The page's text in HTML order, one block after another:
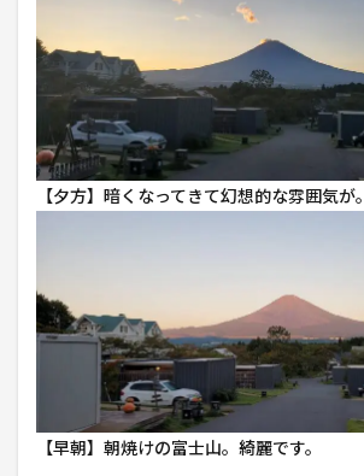
【夕方】暗くなってきて幻想的な雰囲気が。
【早朝】朝焼けの富士山。綺麗です。